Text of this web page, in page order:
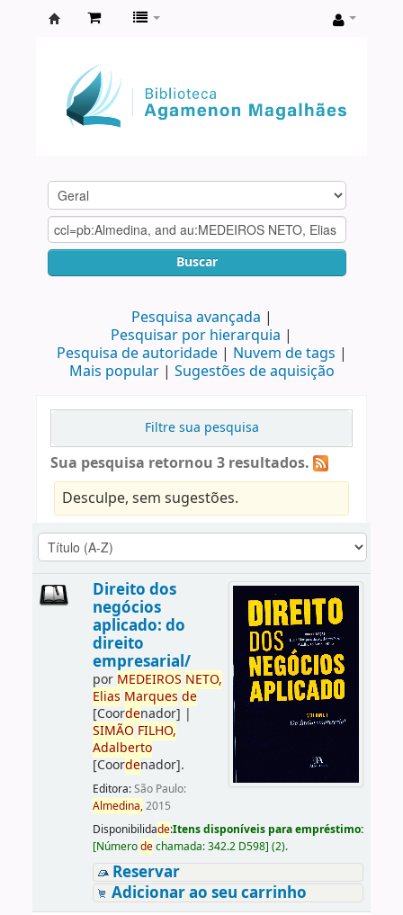
Agamenon
Magalhães
Buscar
Pesquisa avançada
Pesquisar por hierarquia
Pesquisa de autoridade
Nuvem de tags
Mais popular
Sugestões de aquisição
Filtre sua pesquisa
Sua pesquisa retornou 3 resultados.
Desculpe, sem sugestões.
Direito dos
negócios
aplicado: do
direito
empresarial/
por MEDEIROS NETO,
Elias Marques de
[Coordenador] |
SIMÃO FILHO,
Adalberto
[Coordenador].
Editora:São Paulo:
Almedina,2015
Disponibilidade:Itens disponíveis para empréstimo:
[Númerodechamada:342.2 D598] (2).
Reservar
Adicionar ao seu carrinho